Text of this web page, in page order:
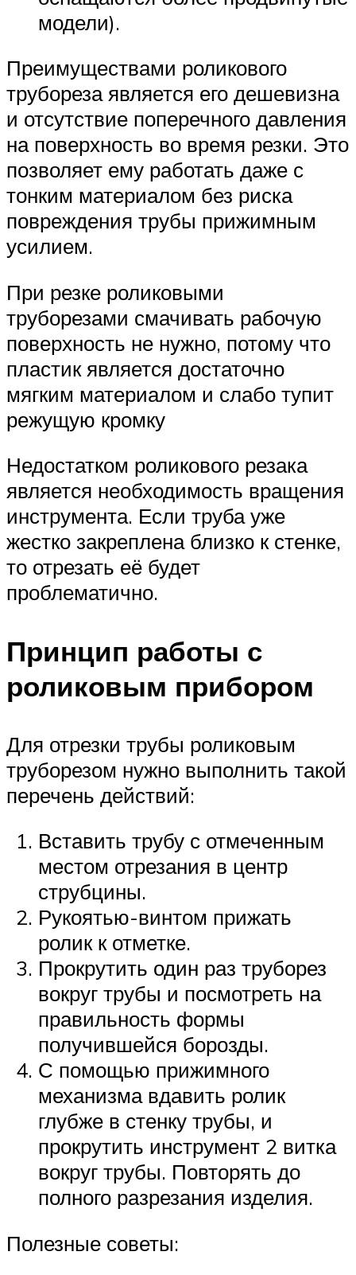
модели).
Преимуществами роликового
трубореза является его дешевизна
и отсутствие поперечного давления
на поверхность во время резки. Это
позволяет ему работать даже с
тонким материалом без риска
повреждения трубы прижимным
усилием.
При резке роликовыми
труборезами смачивать рабочую
поверхность не нужно, потому что
пластик является достаточно
мягким материалом и слабо тупит
режущую кромку
Недостатком роликового резака
является необходимость вращения
инструмента. Если труба уже
жестко закреплена близко к стенке,
то отрезать её будет
проблематично.
Принцип работы с
роликовым прибором
Для отрезки трубы роликовым
труборезом нужно выполнить такой
перечень действий:
Вставить трубу с отмеченным
местом отрезания в центр
струбцины.
Рукоятью-винтом прижать
ролик к отметке.
Прокрутить один раз труборез
вокруг трубы и посмотреть на
правильность формы
получившейся борозды.
С помощью прижимного
механизма вдавить ролик
глубже в стенку трубы, и
прокрутить инструмент 2 витка
вокруг трубы. Повторять до
полного разрезания изделия.
Полезные советы: